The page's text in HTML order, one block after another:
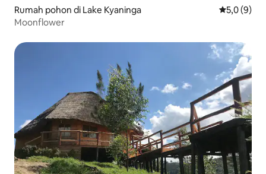
Rumah pohon di Lake Kyaninga Nilai rata-
5,0 (9)
Moonflower